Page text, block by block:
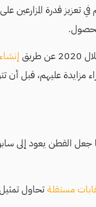
تعزيز قدرة المزارعين
إنشاء
مزايدة عليهم، قبل أن
جعل القطن يعود إلى
مستقلةتحاول